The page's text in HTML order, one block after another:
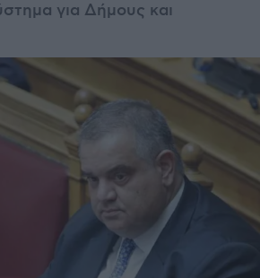
για Δήμους και